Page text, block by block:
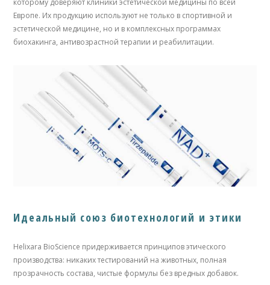
которому доверяют клиники эстетической медицины по всей
Европе. Их продукцию используют не только в спортивной и
эстетической медицине, но и в комплексных программах
биохакинга, антивозрастной терапии и реабилитации.
Идеальный союз биотехнологий и этики
Helixara BioScience придерживается принципов этического
производства: никаких тестирований на животных, полная
прозрачность состава, чистые формулы без вредных добавок.